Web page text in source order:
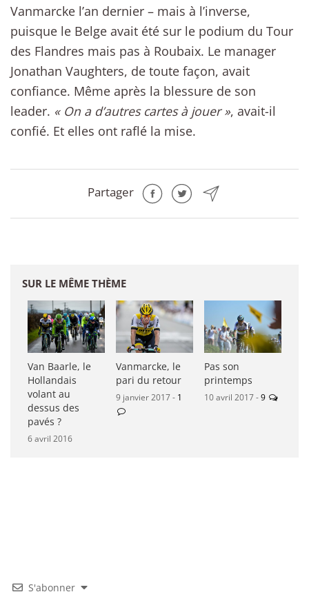
Vanmarcke l’an dernier – mais à l’inverse,
puisque le Belge avait été sur le podium du Tour
des Flandres mais pas à Roubaix. Le manager
Jonathan Vaughters, de toute façon, avait
confiance. Même après la blessure de son
leader. « On a d’autres cartes à jouer », avait-il
confié. Et elles ont raflé la mise.
Partager
SUR LE MÊME THÈME
Van Baarle, le
Hollandais
volant au
dessus des
pavés ?
6 avril 2016
Vanmarcke, le
pari du retour
9 janvier 2017 - 1
Pas son
printemps
10 avril 2017 -9
S'abonner